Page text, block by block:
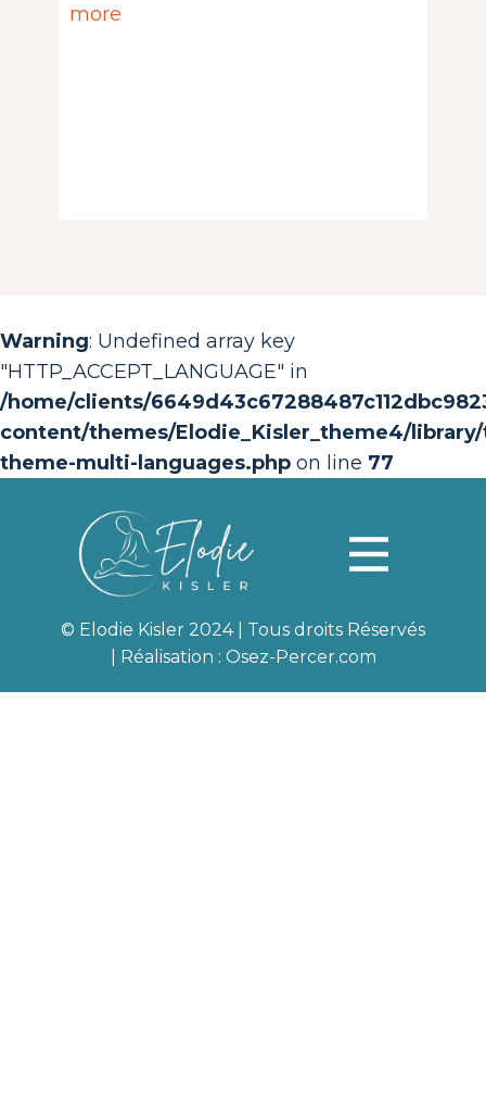
more
Warning: Undefined array key
"HTTP_ACCEPT_LANGUAGE" in
/home/clients/
content/themes/Elodie_Kisler_theme4/
theme-multi-languages.php on line 77
© Elodie Kisler 2024 | Tous droits Réservés
| Réalisation : Osez-Percer.com